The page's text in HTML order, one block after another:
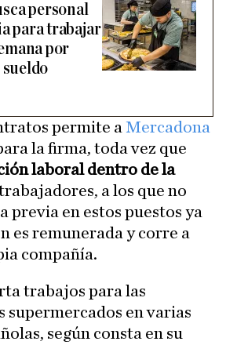
personal
para trabajar
por
sueldo
permite a Mercadona
la firma, toda vez que
laboral dentro de la
a los que no
previa en estos puestos ya
es remunerada y corre a
compañía.
trabajos para las
supermercados en varias
según consta en su